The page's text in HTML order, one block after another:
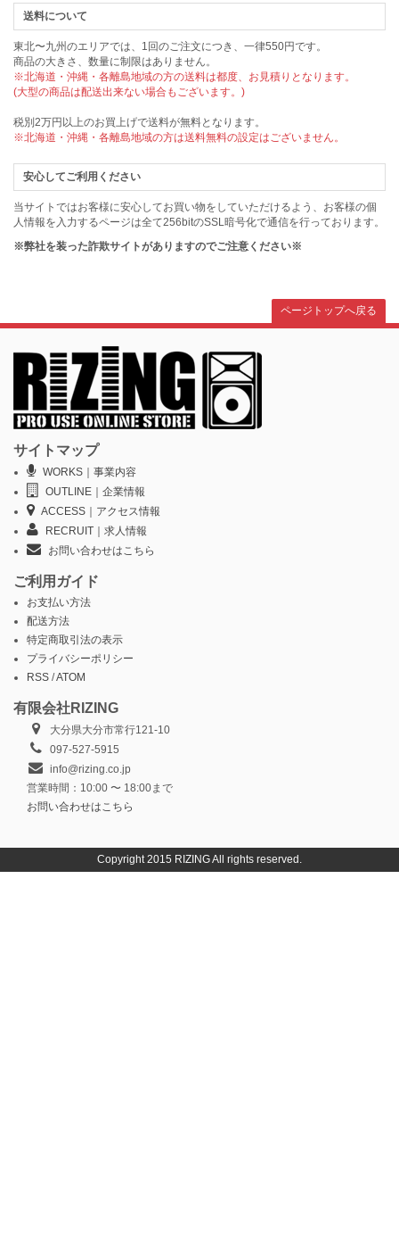
送料について
東北〜九州のエリアでは、1回のご注文につき、一律550円です。
商品の大きさ、数量に制限はありません。
※北海道・沖縄・各離島地域の方の送料は都度、お見積りとなります。
(大型の商品は配送出来ない場合もございます。)
税別2万円以上のお買上げで送料が無料となります。
※北海道・沖縄・各離島地域の方は送料無料の設定はございません。
安心してご利用ください
当サイトではお客様に安心してお買い物をしていただけるよう、お客様の個
人情報を入力するページは全て256bitのSSL暗号化で通信を行っております。
※弊社を装った詐欺サイトがありますのでご注意ください※
ページトップへ戻る
サイトマップ
WORKS｜事業内容
OUTLINE｜企業情報
ACCESS｜アクセス情報
RECRUIT｜求人情報
お問い合わせはこちら
ご利用ガイド
お支払い方法
配送方法
特定商取引法の表示
プライバシーポリシー
RSS /ATOM
有限会社RIZING
大分県大分市常行121-10
097-527-5915
info@rizing.co.jp
営業時間：10:00 〜 18:00まで
お問い合わせはこちら
Copyright 2015 RIZING All rights reserved.